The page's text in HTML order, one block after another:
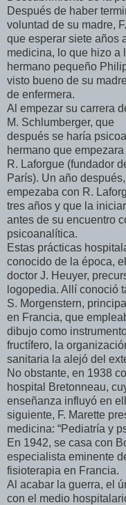
Después de haber
voluntad de su madre,
que esperar siete años
medicina, lo que hizo a
hermano pequeño
visto bueno de su
de enfermera.
Al empezar su carrera
M. Schlumberger, que
después se haría
hermano que
R. Laforgue (fundador
París). Un año
empezaba con R.
tres años y que la
antes de su encuentro
psicoanalítica.
Estas prácticas
conocido de la época,
doctor J. Heuyer,
logopedia. Allí conoció
S. Morgenstern,
en Francia, que
dibujo como
fructífero, la
sanitaria la alejó del
No obstante, en 1938
hospital Bretonneau,
enseñanza influyó en
siguiente, F. Marette
medicina: “Pediatría y
En 1942, se casa con
especialista eminente
fisioterapia en Francia.
Al acabar la guerra, el
con el medio